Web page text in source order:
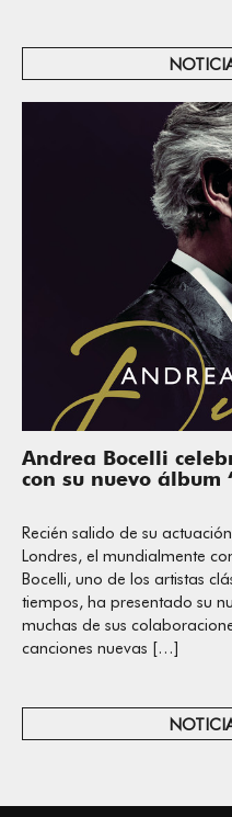
Andrea Bocelli
con su nuevo álbum
Recién salido de su
Londres, el mundialmente
Bocelli, uno de los artistas
tiempos, ha presentado su
muchas de sus
canciones nuevas […]